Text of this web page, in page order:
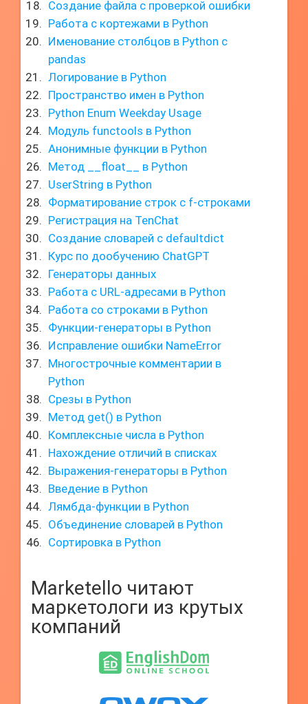
Создание файла с проверкой ошибки
Работа с кортежами в Python
Именование столбцов в Python с
pandas
Логирование в Python
Пространство имен в Python
Python Enum Weekday Usage
Модуль functools в Python
Анонимные функции в Python
Метод __float__ в Python
UserString в Python
Форматирование строк с f-строками
Регистрация на TenChat
Создание словарей с defaultdict
Курс по дообучению ChatGPT
Генераторы данных
Работа с URL-адресами в Python
Работа со строками в Python
Функции-генераторы в Python
Исправление ошибки NameError
Многострочные комментарии в
Python
Срезы в Python
Метод get() в Python
Комплексные числа в Python
Нахождение отличий в списках
Выражения-генераторы в Python
Введение в Python
Лямбда-функции в Python
Объединение словарей в Python
Сортировка в Python
Marketello читают
маркетологи из крутых
компаний